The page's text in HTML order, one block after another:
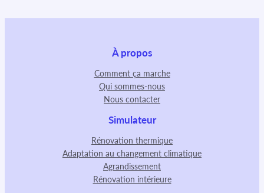
À propos
Comment ça marche
Qui sommes-nous
Nous contacter
Simulateur
Rénovation thermique
Adaptation au changement climatique
Agrandissement
Rénovation intérieure